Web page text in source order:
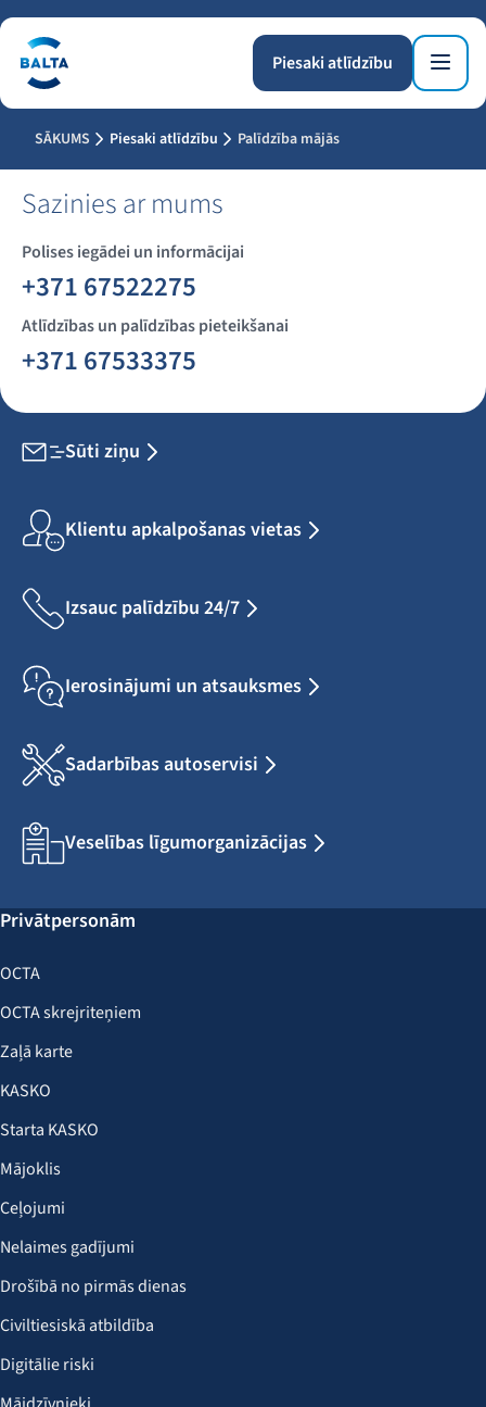
Piesaki atlīdzību
SĀKUMS Piesaki atlīdzību Palīdzība mājās
Sazinies ar mums
Polises iegādei un informācijai
+371 67522275
Atlīdzības un palīdzības pieteikšanai
+371 67533375
Sūti ziņu
Klientu apkalpošanas vietas
Izsauc palīdzību 24/7
Ierosinājumi un atsauksmes
Sadarbības autoservisi
Veselības līgumorganizācijas
Privātpersonām
OCTA
OCTA skrejriteņiem
Zaļā karte
KASKO
Starta KASKO
Mājoklis
Ceļojumi
Nelaimes gadījumi
Drošībā no pirmās dienas
Civiltiesiskā atbildība
Digitālie riski